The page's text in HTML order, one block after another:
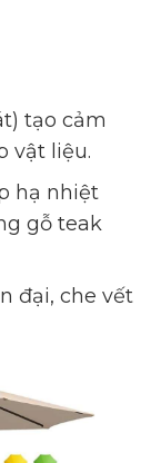
tạo cảm
vật liệu.
hạ nhiệt
gỗ teak
đại, che vết